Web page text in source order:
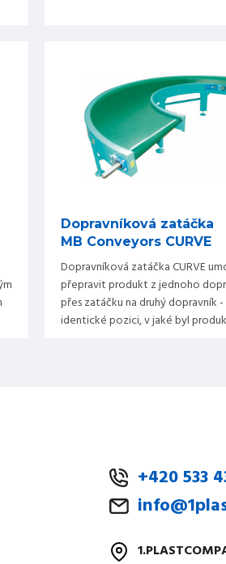
Dopravníková zatáčka
MB Conveyors CURVE
Dopravníková zatáčka CURVE
přepravit produkt z jednoho
přes zatáčku na druhý dopravník
identické pozici, v jaké byl
+420 533